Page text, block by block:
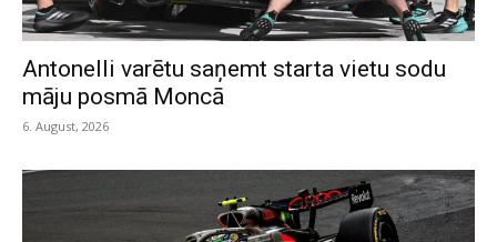
Antonelli varētu saņemt starta vietu sodu
māju posmā Moncā
6. August, 2026